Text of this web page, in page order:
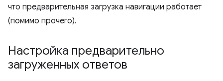
что предварительная загрузка навигации работает
(помимо прочего).
Настройка предварительно
загруженных ответов